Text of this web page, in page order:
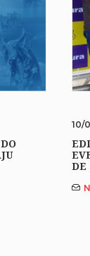
10/
DE